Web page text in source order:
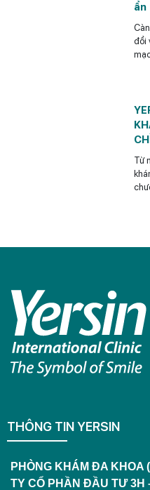
ẩn
đổi
Từ
THÔNG TIN YERSIN
PHÒNG KHÁM ĐA KHOA
TY CỔ PHẦN ĐẦU TƯ 3H